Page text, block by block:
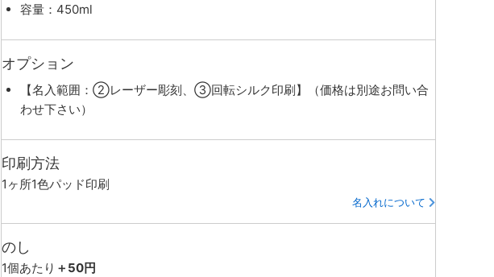
容量：450ml
オプション
【名入範囲：②レーザー彫刻、③回転シルク印刷】（価格は別途お問い合
わせ下さい）
印刷方法
1ヶ所1色パッド印刷
名入れについて
のし
1個あたり ＋50円